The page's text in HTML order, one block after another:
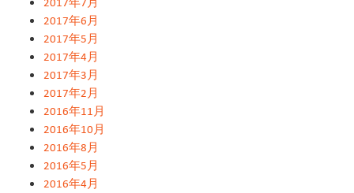
2017年6月
2017年5月
2017年4月
2017年3月
2017年2月
2016年11月
2016年10月
2016年8月
2016年5月
2016年4月